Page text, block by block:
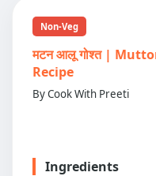
Non-Veg
मटन आलू गोश्त |
Recipe
By Cook With Preeti
Ingredients